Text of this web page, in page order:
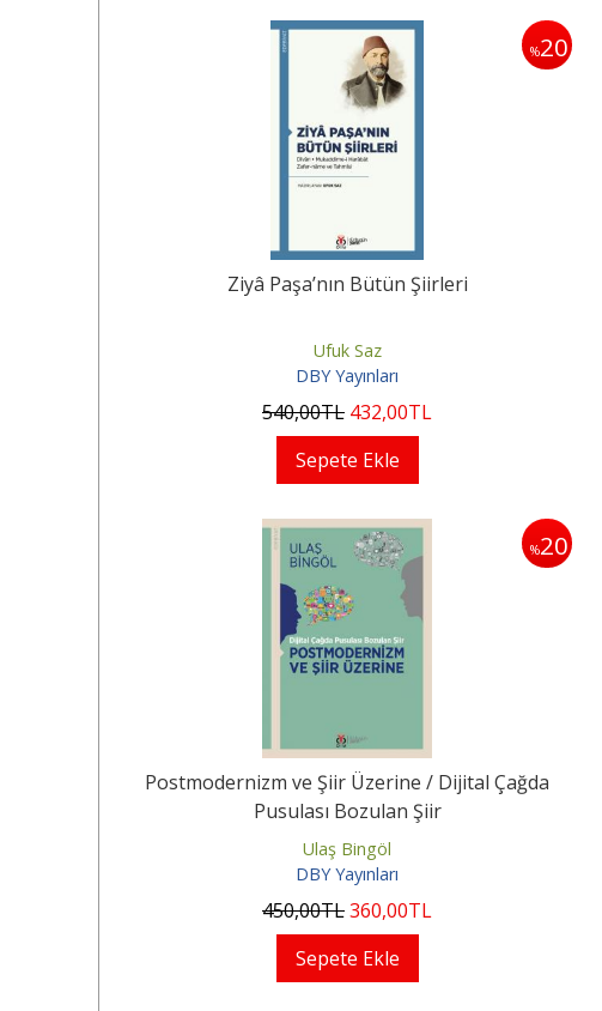
%20
Ziyâ Paşa’nın Bütün Şiirleri
Ufuk Saz
DBY Yayınları
540,00TL 432,00TL
Sepete Ekle
%20
Postmodernizm ve Şiir Üzerine / Dijital Çağda
Pusulası Bozulan Şiir
Ulaş Bingöl
DBY Yayınları
450,00TL360,00TL
Sepete Ekle